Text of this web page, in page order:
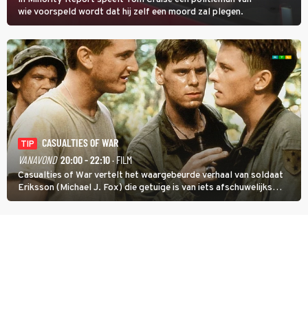
wie voorspeld wordt dat hij zelf een moord zal plegen.
TIP
CASUALTIES OF WAR
VANAVOND 20:00 - 22:10· FILM
Casualties of War vertelt het waargebeurde verhaal van soldaat
Eriksson (Michael J. Fox) die getuige is van iets afschuwelijks
tijdens de Vietnamoorlog. Hij besluit uit de school te klappen.